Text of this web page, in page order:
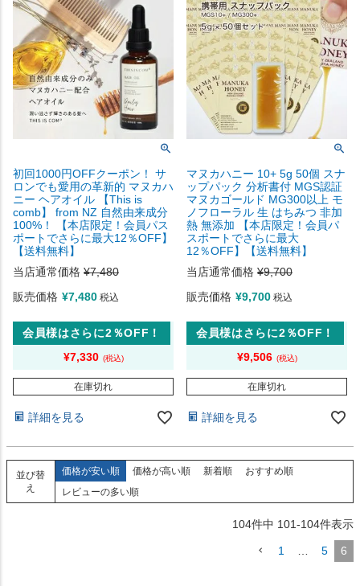
初回1000円OFFクーポン！ サ
ロンでも愛用の革新的 マヌカハ
ニー ヘアオイル 【This is
comb】 from NZ 自然由来成分
100%！ 【本店限定！会員パス
ポートでさらに最大12％OFF】
【送料無料】
当店通常価格 ¥7,480
販売価格 ¥7,480 税込
会員様はさらに2％OFF！
¥7,330
在庫切れ
詳細を見る
マヌカハニー 10+ 5g 50個 スナ
ップパック 分析書付 MGS認証
マヌカゴールド MG300以上 モ
ノフローラル 生 はちみつ 非加
熱 無添加 【本店限定！会員パ
スポートでさらに最大
12％OFF】【送料無料】
当店通常価格 ¥9,700
販売価格 ¥9,700 税込
会員様はさらに2％OFF！
¥9,506
在庫切れ
詳細を見る
並び替
え
価格が安い順 価格が高い順 新着順
おすすめ順
レビューの多い順
104件中 101-104件表示
1 5 6